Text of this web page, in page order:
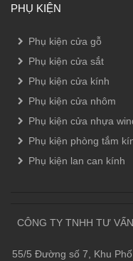
PHỤ KIỆN
Phụ kiện cửa gỗ
Phụ kiện cửa sắt
Phụ kiện cửa kính
Phụ kiện cửa nhôm
Phụ kiện cửa nhựa
Phụ kiện phòng tắm
Phụ kiện lan can kính
CÔNG TY TNHH TƯ
55/5 Đường số 7, Khu